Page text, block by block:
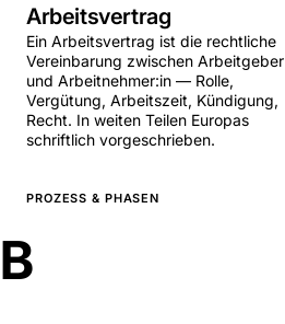
Arbeitsvertrag
Ein Arbeitsvertrag ist die rechtliche
Vereinbarung zwischen Arbeitgeber
und Arbeitnehmer:in — Rolle,
Vergütung, Arbeitszeit, Kündigung,
Recht. In weiten Teilen Europas
schriftlich vorgeschrieben.
PROZESS & PHASEN
B